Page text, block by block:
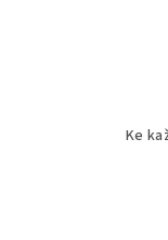
Ke